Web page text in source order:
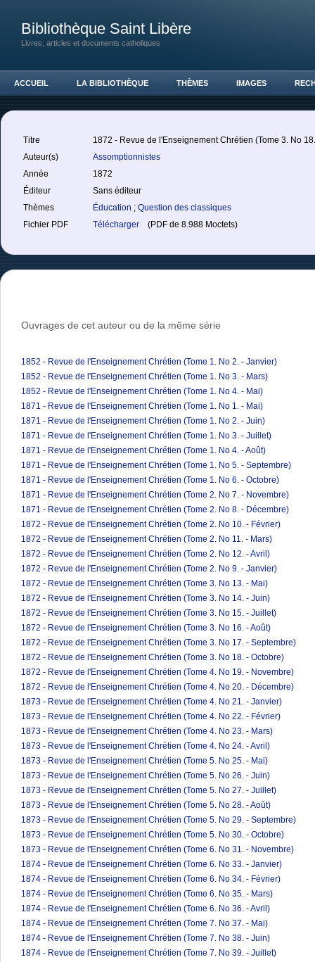
Bibliothèque Saint Libère
Livres, articles et documents catholiques
ACCUEIL LA BIBLIOTHÈQUE THÈMES IMAGES
Titre
1872 - Revue de l'Enseignement Chrétien (Tome 3. No
Auteur(s)
Assomptionnistes
Année
1872
Éditeur
Sans éditeur
Thèmes
Éducation ; Question des classiques
Fichier PDF
Télécharger (PDF de 8.988 Moctets)
Ouvrages de cet auteur ou de la même série
1852 - Revue de l'Enseignement Chrétien (Tome 1. No 2. - Janvier)
1852 - Revue de l'Enseignement Chrétien (Tome 1. No 3. - Mars)
1852 - Revue de l'Enseignement Chrétien (Tome 1. No 4. - Mai)
1871 - Revue de l'Enseignement Chrétien (Tome 1. No 1. - Mai)
1871 - Revue de l'Enseignement Chrétien (Tome 1. No 2. - Juin)
1871 - Revue de l'Enseignement Chrétien (Tome 1. No 3. - Juillet)
1871 - Revue de l'Enseignement Chrétien (Tome 1. No 4. - Août)
1871 - Revue de l'Enseignement Chrétien (Tome 1. No 5. - Septembre)
1871 - Revue de l'Enseignement Chrétien (Tome 1. No 6. - Octobre)
1871 - Revue de l'Enseignement Chrétien (Tome 2. No 7. - Novembre)
1871 - Revue de l'Enseignement Chrétien (Tome 2. No 8. - Décembre)
1872 - Revue de l'Enseignement Chrétien (Tome 2. No 10. - Février)
1872 - Revue de l'Enseignement Chrétien (Tome 2. No 11. - Mars)
1872 - Revue de l'Enseignement Chrétien (Tome 2. No 12. - Avril)
1872 - Revue de l'Enseignement Chrétien (Tome 2. No 9. - Janvier)
1872 - Revue de l'Enseignement Chrétien (Tome 3. No 13. - Mai)
1872 - Revue de l'Enseignement Chrétien (Tome 3. No 14. - Juin)
1872 - Revue de l'Enseignement Chrétien (Tome 3. No 15. - Juillet)
1872 - Revue de l'Enseignement Chrétien (Tome 3. No 16. - Août)
1872 - Revue de l'Enseignement Chrétien (Tome 3. No 17. - Septembre)
1872 - Revue de l'Enseignement Chrétien (Tome 3. No 18. - Octobre)
1872 - Revue de l'Enseignement Chrétien (Tome 4. No 19. - Novembre)
1872 - Revue de l'Enseignement Chrétien (Tome 4. No 20. - Décembre)
1873 - Revue de l'Enseignement Chrétien (Tome 4. No 21. - Janvier)
1873 - Revue de l'Enseignement Chrétien (Tome 4. No 22. - Février)
1873 - Revue de l'Enseignement Chrétien (Tome 4. No 23. - Mars)
1873 - Revue de l'Enseignement Chrétien (Tome 4. No 24. - Avril)
1873 - Revue de l'Enseignement Chrétien (Tome 5. No 25. - Mai)
1873 - Revue de l'Enseignement Chrétien (Tome 5. No 26. - Juin)
1873 - Revue de l'Enseignement Chrétien (Tome 5. No 27. - Juillet)
1873 - Revue de l'Enseignement Chrétien (Tome 5. No 28. - Août)
1873 - Revue de l'Enseignement Chrétien (Tome 5. No 29. - Septembre)
1873 - Revue de l'Enseignement Chrétien (Tome 5. No 30. - Octobre)
1873 - Revue de l'Enseignement Chrétien (Tome 6. No 31. - Novembre)
1874 - Revue de l'Enseignement Chrétien (Tome 6. No 33. - Janvier)
1874 - Revue de l'Enseignement Chrétien (Tome 6. No 34. - Février)
1874 - Revue de l'Enseignement Chrétien (Tome 6. No 35. - Mars)
1874 - Revue de l'Enseignement Chrétien (Tome 6. No 36. - Avril)
1874 - Revue de l'Enseignement Chrétien (Tome 7. No 37. - Mai)
1874 - Revue de l'Enseignement Chrétien (Tome 7. No 38. - Juin)
1874 - Revue de l'Enseignement Chrétien (Tome 7. No 39. - Juillet)